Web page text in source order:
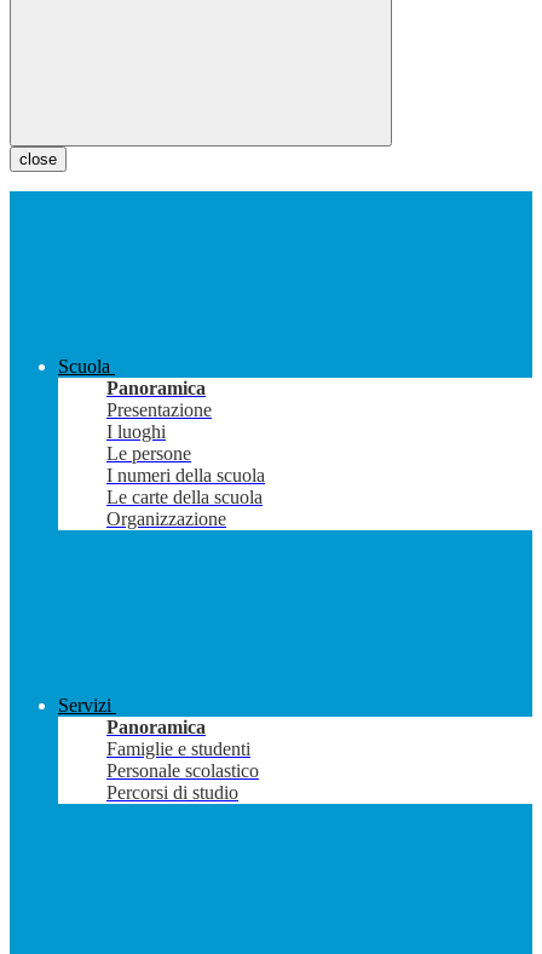
close
Scuola
Panoramica
Presentazione
I luoghi
Le persone
I numeri della scuola
Le carte della scuola
Organizzazione
Servizi
Panoramica
Famiglie e studenti
Personale scolastico
Percorsi di studio